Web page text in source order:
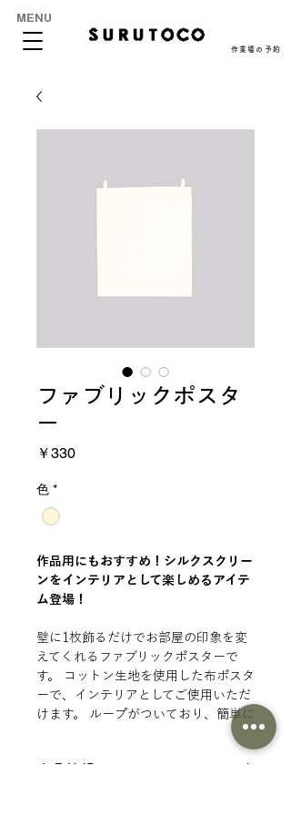
MENU
作業場の予約
ファブリックポスタ
ー
￥330価
色 *
作品用にもおすすめ！シルクスクリー
ンをインテリアとして楽しめるアイテ
ム登場！
壁に1枚飾るだけでお部屋の印象を変
えてくれるファブリックポスターで
す。 コットン生地を使用した布ポスタ
ーで、インテリアとしてご使用いただ
けます。 ループがついており、簡単に